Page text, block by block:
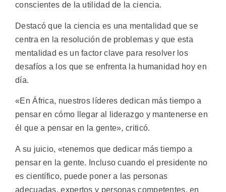
conscientes de la utilidad de la ciencia.
Destacó que la ciencia es una mentalidad que se
centra en la resolución de problemas y que esta
mentalidad es un factor clave para resolver los
desafíos a los que se enfrenta la humanidad hoy en
día.
«En África, nuestros líderes dedican más tiempo a
pensar en cómo llegar al liderazgo y mantenerse en
él que a pensar en la gente», criticó.
A su juicio, «tenemos que dedicar más tiempo a
pensar en la gente. Incluso cuando el presidente no
es científico, puede poner a las personas
adecuadas, expertos y personas competentes, en